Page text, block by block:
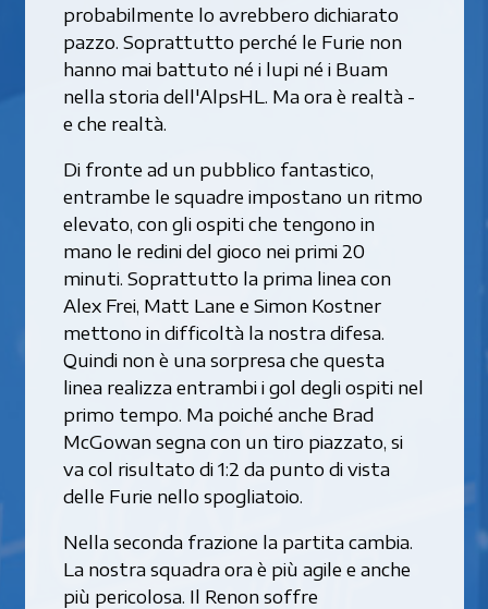
probabilmente lo avrebbero dichiarato
pazzo. Soprattutto perché le Furie non
hanno mai battuto né i lupi né i Buam
nella storia dell'AlpsHL. Ma ora è realtà -
e che realtà.
Di fronte ad un pubblico fantastico,
entrambe le squadre impostano un ritmo
elevato, con gli ospiti che tengono in
mano le redini del gioco nei primi 20
minuti. Soprattutto la prima linea con
Alex Frei, Matt Lane e Simon Kostner
mettono in difficoltà la nostra difesa.
Quindi non è una sorpresa che questa
linea realizza entrambi i gol degli ospiti nel
primo tempo. Ma poiché anche Brad
McGowan segna con un tiro piazzato, si
va col risultato di 1:2 da punto di vista
delle Furie nello spogliatoio.
Nella seconda frazione la partita cambia.
La nostra squadra ora è più agile e anche
più pericolosa. Il Renon soffre